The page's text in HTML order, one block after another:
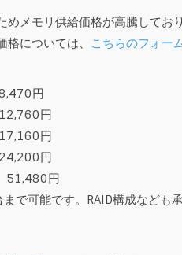
めメモリ供給価格が高騰して
については、 こちらのフォー
円
円
円
円
51,480円
で可能です。RAID構成なども